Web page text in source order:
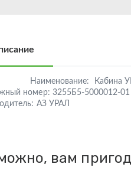
Наименование:
Кабина
номер: 3255Б5-5000012-01
АЗ УРАЛ
вам